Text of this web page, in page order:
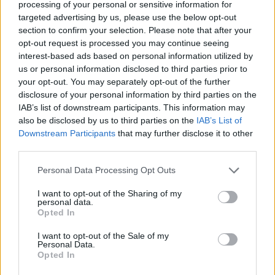
processing of your personal or sensitive information for
targeted advertising by us, please use the below opt-out
section to confirm your selection. Please note that after your
opt-out request is processed you may continue seeing
interest-based ads based on personal information utilized by
us or personal information disclosed to third parties prior to
your opt-out. You may separately opt-out of the further
disclosure of your personal information by third parties on the
IAB’s list of downstream participants. This information may
also be disclosed by us to third parties on the IAB’s List of
Downstream Participants that may further disclose it to other
Please note that this website/app uses one or more Google
not limited to your visit or usage behaviour. You may click to
grant or deny consent to Google and its third-party tags to
use your data for below specified purposes in below Google
consent section.
Personal Data Processing Opt Outs
I want to opt-out of the Sharing of my
personal data.
Opted In
I want to opt-out of the Sale of my
Personal Data.
Opted In
schiaccia a protezione dello slot, segnale di
gestione del rischio sui tiri dalla media.
Come seguire una partita dal vivo o in
TV
Per apprezzare ilpara ice hockeyè utile scegliere
un punto d’osservazione che permetta di vedere
linee di passaggio e rotazioni. Dal vivo, la vista
bordo pista si coglie invece latecnica di spinta
pick, fondamentale nelle accelerazioni. In TV,
alternare lo sguardo tra portatore e giocatore
l’ala debole scivola dietro la difesa con busto
basso, sta preparando il secondo palo.